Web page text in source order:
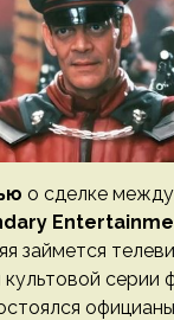
о сделке
займется
серии